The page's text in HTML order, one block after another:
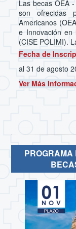
Las becas OEA
son ofrecidas
Americanos
e Innovación en
(CISE POLIMI).
Fecha de
al 31 de agosto
Ver Más